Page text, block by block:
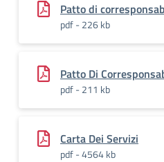
Patto di
pdf - 226 kb
Patto Di
pdf - 211 kb
Carta Dei Servizi
pdf - 4564 kb